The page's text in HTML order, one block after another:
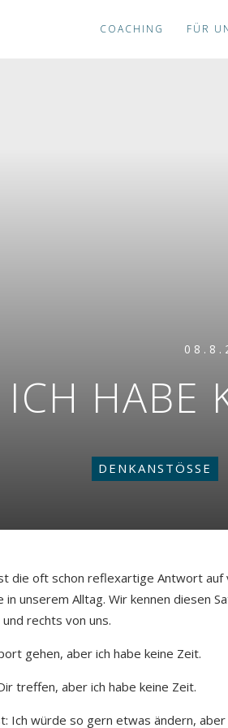
COACHING FÜR
ICH HABE
DENKANSTÖSSE
die oft schon reflexartige Antwort auf
in unserem Alltag. Wir kennen diesen
rechts von uns.
gehen, aber ich habe keine Zeit.
treffen, aber ich habe keine Zeit.
Ich würde so gern etwas ändern, aber